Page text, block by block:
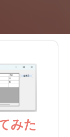
みた